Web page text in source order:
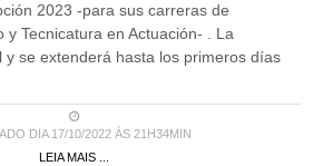
2023 -para sus carreras de
y Tecnicatura en Actuación- . La
y se extenderá hasta los primeros días
DIA 17/10/2022 ÀS 21H34MIN
LEIA MAIS ...